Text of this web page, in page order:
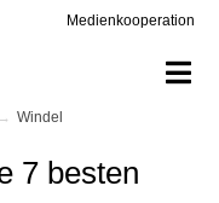
Medienkooperation
Windel